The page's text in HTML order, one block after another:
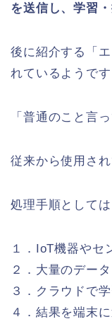
を送信し、学習・
後に紹介する「
れているようです
「普通のこと言
従来から使用さ
処理手順としては
１．IoT機器やセ
２．大量のデー
３．クラウドで
４．結果を端末